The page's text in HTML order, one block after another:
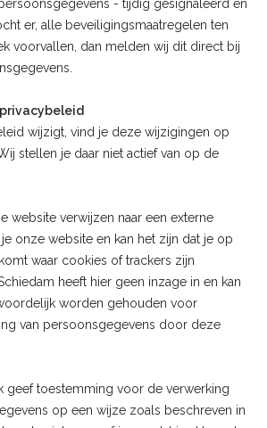
- tijdig gesignaleerd en
er, alle beveiligingsmaatregelen ten
voorvallen, dan melden wij dit direct bij
wijzigt, vind je deze wijzigingen op
stellen je daar niet actief van op de
website verwijzen naar een externe
onze website en kan het zijn dat je op
waar cookies of trackers zijn
heeft hier geen inzage in en kan
worden gehouden voor
van persoonsgegevens door deze
geef toestemming voor de verwerking
op een wijze zoals beschreven in